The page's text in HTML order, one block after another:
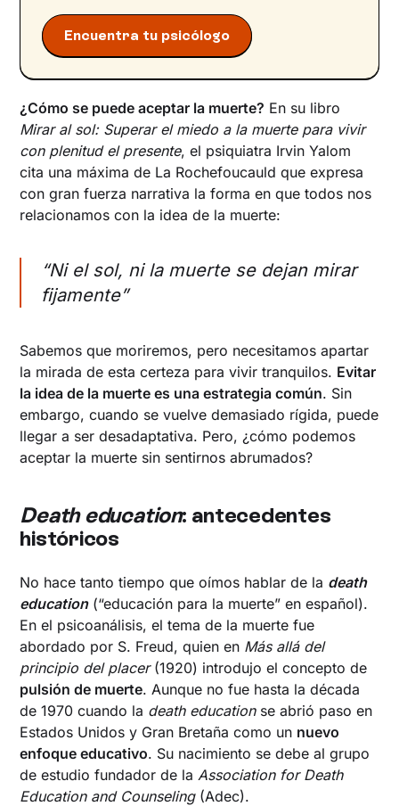
‍El poder de la conexión
‍Aceptar la muerte: la ayuda del psicólogo
adecuado
Encuentra tu psicólogo
¿Cómo se puede aceptar la muerte? En su libro
Mirar al sol: Superar el miedo a la muerte para vivir
con plenitud el presente, el psiquiatra Irvin Yalom
cita una máxima de La Rochefoucauld que expresa
con gran fuerza narrativa la forma en que todos nos
relacionamos con la idea de la muerte:
“Ni el sol, ni la muerte se dejan mirar
fijamente”
Sabemos que moriremos, pero necesitamos apartar
la mirada de esta certeza para vivir tranquilos. Evitar
la idea de la muerte es una estrategia común. Sin
embargo, cuando se vuelve demasiado rígida, puede
llegar a ser desadaptativa. Pero, ¿cómo podemos
aceptar la muerte sin sentirnos abrumados?
Death education: antecedentes
históricos
No hace tanto tiempo que oímos hablar de la death
education(“educación para la muerte” en español).
En el psicoanálisis, el tema de la muerte fue
abordado por S. Freud, quien en Más allá del
principio del placer(1920) introdujo el concepto de
pulsión de muerte. Aunque no fue hasta la década
de 1970 cuando la death educationse abrió paso en
Estados Unidos y Gran Bretaña como un nuevo
enfoque educativo. Su nacimiento se debe al grupo
de estudio fundador de la Association for Death
Education and Counseling(Adec).